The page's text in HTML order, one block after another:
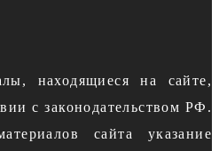
находящиеся на сайте,
с законодательством РФ.
сайта указание